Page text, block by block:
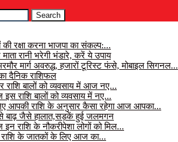
Search
की रक्षा करना भाजपा का संकल्प:...
रानी भरेगी भंडारे, करें ये उपाय
मार्ग अवरुद्ध, हजारों टूरिस्ट फंसे, मोबाइल सिगनल...
दैनिक राशिफल
बालों को व्यवसाय में आज नए...
राशि बालों को व्यवसाय में नए...
आपकी राशि के अनुसार कैसा रहेगा आज आपका...
से बाढ़ जैसे हालात,सड़कें हुई जलमगन
राशि के नौकरीपेशा लोगों को मिल...
के जातकों के लिए आज का...